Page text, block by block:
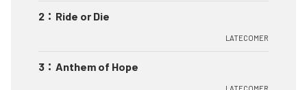
2 ： Ride or Die
LATECOMER
3 ： Anthem of Hope